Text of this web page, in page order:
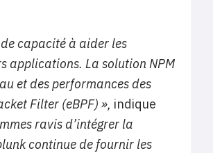
capacité à aider les
applications. La solution NPM
et des performances des
Filter (eBPF) », indique
ravis d’intégrer la
continue de fournir les